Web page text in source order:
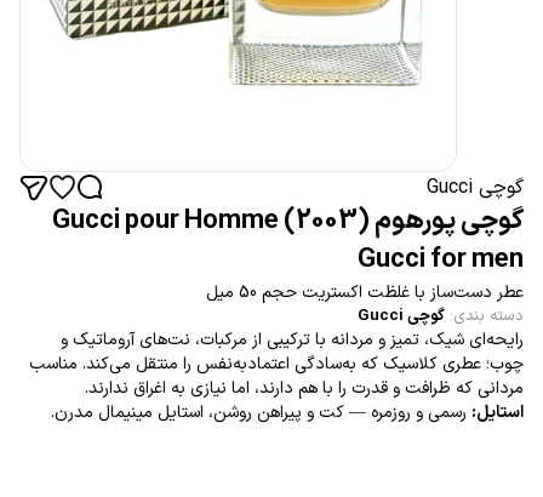
گوچی Gucci
گوچی پورهوم Gucci pour Homme (2003)
Gucci for men
عطر دست‌ساز با غلظت اکستریت حجم 50 میل
دسته بندی: گوچی Gucci
رایحه‌ای شیک، تمیز و مردانه با ترکیبی از مرکبات، نت‌های آروماتیک و
چوب؛ عطری کلاسیک که به‌سادگی اعتمادبه‌نفس را منتقل می‌کند. مناسب
مردانی که ظرافت و قدرت را با هم دارند، اما نیازی به اغراق ندارند.
استایل: رسمی و روزمره — کت و پیراهن روشن، استایل مینیمال مدرن.